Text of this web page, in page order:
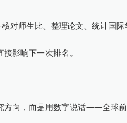
师生比、整理论文、统计国际
影响下一次排名。
向，而是用数字说话——全球前